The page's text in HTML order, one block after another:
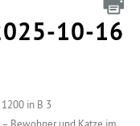
10-16
in B 3